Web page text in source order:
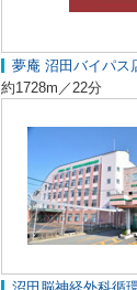
夢庵 沼田バイパス
約1728m／22分